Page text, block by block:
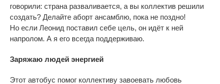
говорили: страна разваливается, а вы коллектив решили
создать? Делайте аборт ансамблю, пока не поздно!
Но если Леонид поставил себе цель, он идёт к ней
напролом. А я его всегда поддерживаю.
Заряжаю людей энергией
Этот автобус помог коллективу завоевать любовь